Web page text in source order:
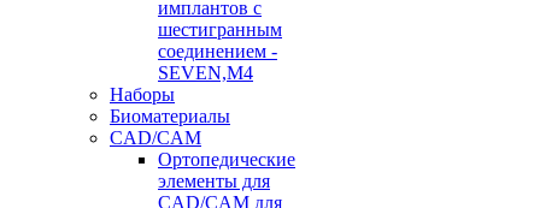
имплантов с
шестигранным
соединением -
SEVEN,M4
Наборы
Биоматериалы
CAD/CAM
Ортопедические
элементы для
CAD/CAM для